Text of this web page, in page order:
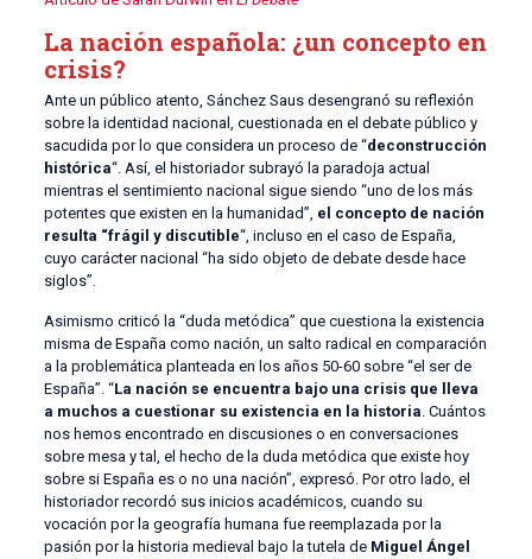
La nación española: ¿un concepto en
crisis?
Ante un público atento, Sánchez Saus desengranó su reflexión
sobre la identidad nacional, cuestionada en el debate público y
sacudida por lo que considera un proceso de “deconstrucción
histórica“. Así, el historiador subrayó la paradoja actual
mientras el sentimiento nacional sigue siendo “uno de los más
potentes que existen en la humanidad”, el concepto de nación
resulta “frágil y discutible“, incluso en el caso de España,
cuyo carácter nacional “ha sido objeto de debate desde hace
siglos”.
Asimismo criticó la “duda metódica” que cuestiona la existencia
misma de España como nación, un salto radical en comparación
a la problemática planteada en los años 50-60 sobre “el ser de
España”. “La nación se encuentra bajo una crisis que lleva
a muchos a cuestionar su existencia en la historia. Cuántos
nos hemos encontrado en discusiones o en conversaciones
sobre mesa y tal, el hecho de la duda metódica que existe hoy
sobre si España es o no una nación”, expresó. Por otro lado, el
historiador recordó sus inicios académicos, cuando su
vocación por la geografía humana fue reemplazada por la
pasión por la historia medieval bajo la tutela de Miguel Ángel